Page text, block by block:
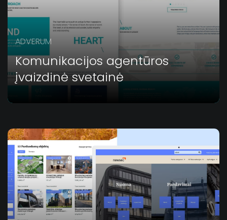
ADVERUM
Komunikacijos agentūros
įvaizdinė svetainė